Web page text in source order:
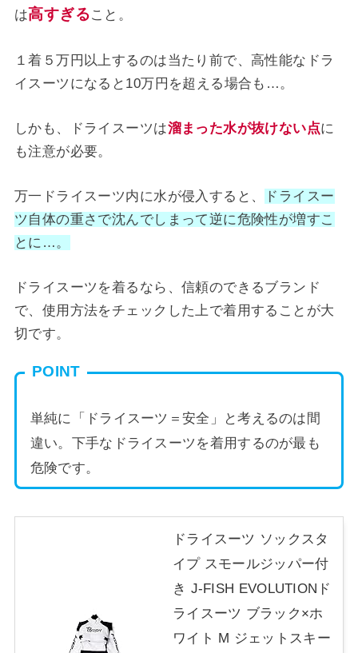
は高すぎること。
１着５万円以上するのは当たり前で、高性能なドラ
イスーツになると10万円を超える場合も…。
しかも、ドライスーツは溜まった水が抜けない点に
も注意が必要。
万一ドライスーツ内に水が侵入すると、
ドライスー
ツ自体の重さで沈んでしまって逆に危険性が増すこ
とに…。
ドライスーツを着るなら、信頼のできるブランド
で、使用方法をチェックした上で着用することが大
切です。
POINT
単純に「ドライスーツ＝安全」と考えるのは間
違い。下手なドライスーツを着用するのが最も
危険です。
ドライスーツ ソックスタ
イプ スモールジッパー付
き J-FISH EVOLUTIONド
ライスーツ ブラック×ホ
ワイト M ジェットスキー